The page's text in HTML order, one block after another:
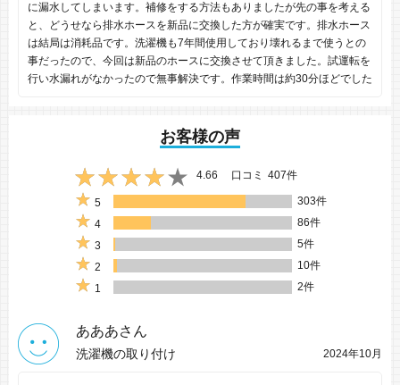
に漏水してしまいます。補修をする方法もありましたが先の事を考える
と、どうせなら排水ホースを新品に交換した方が確実です。排水ホース
は結局は消耗品です。洗濯機も7年間使用しており壊れるまで使うとの
事だったので、今回は新品のホースに交換させて頂きました。試運転を
行い水漏れがなかったので無事解決です。作業時間は約30分ほどでした
お客様の声
4.66 口コミ 407件
5
303件
4
86件
3
5件
2
10件
1
2件
あああさん
洗濯機の取り付け 2024年10月